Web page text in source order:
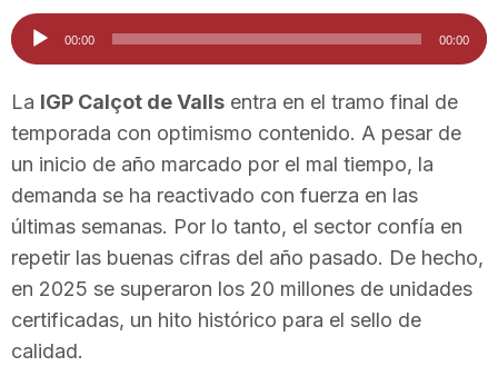
u
t
a
t
Reproductor
de
audio
00:00 00:00
La IGP Calçot de Valls entra en el tramo final de
temporada con optimismo contenido. A pesar de
un inicio de año marcado por el mal tiempo, la
demanda se ha reactivado con fuerza en las
últimas semanas. Por lo tanto, el sector confía en
repetir las buenas cifras del año pasado. De hecho,
en 2025 se superaron los 20 millones de unidades
certificadas, un hito histórico para el sello de
calidad.